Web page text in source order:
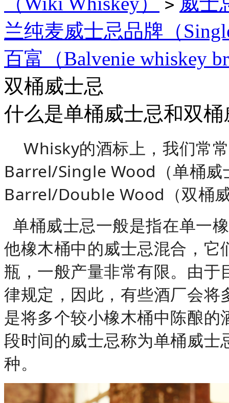
>
兰纯麦威士忌品牌（
百富（Balvenie whiskey
双桶威士忌
什么是单桶威士忌和双桶
Whisky的酒标上，我们常
Barrel/Single Wood（单桶
Barrel/Double Wood（双桶
单桶威士忌一般是指在单一
他橡木桶中的威士忌混合，
瓶，一般产量非常有限。由
律规定，因此，有些酒厂会
是将多个较小橡木桶中陈酿
段时间的威士忌称为单桶威
种。